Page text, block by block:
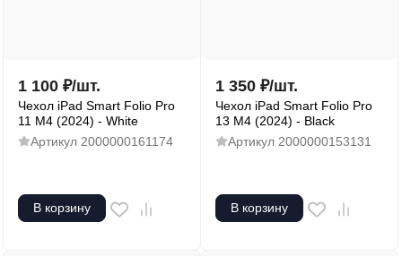
1 100 ₽/шт.
Чехол iPad Smart Folio Pro
11 M4 (2024) - White
Артикул 2000000161174
В корзину
1 350 ₽/шт.
Чехол iPad Smart Folio Pro
13 M4 (2024) - Black
Артикул 2000000153131
В корзину